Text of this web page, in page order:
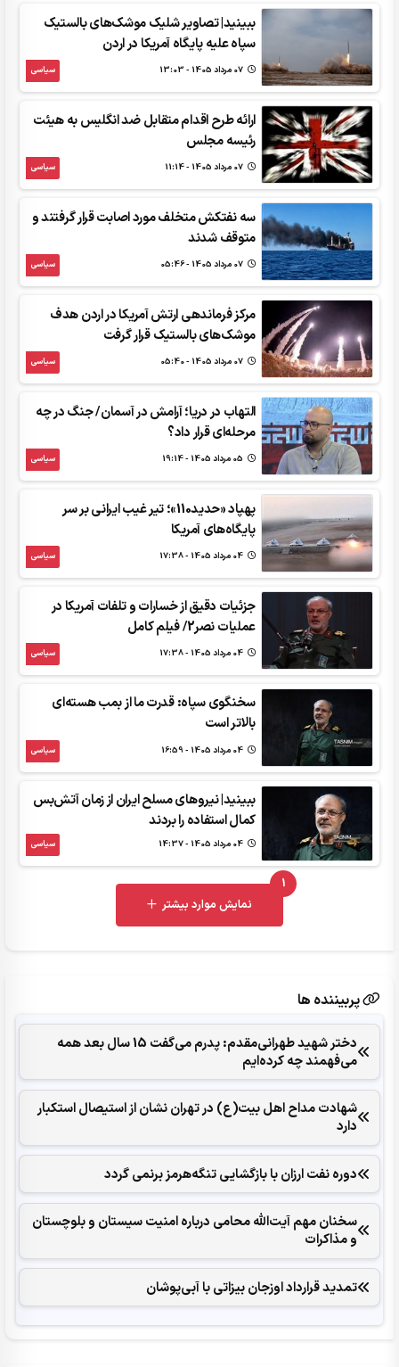
ببینید| تصاویر شلیک موشک‌های بالستیک
سپاه علیه پایگاه آمریکا در اردن
سیاسی
ارائه طرح اقدام متقابل ضد انگلیس به هیئت
رئیسه مجلس
سیاسی
سه نفتکش متخلف مورد اصابت قرار گرفتند و
متوقف شدند
سیاسی
مرکز فرماندهی ارتش آمریکا در اردن هدف
موشک‌های بالستیک قرار گرفت
سیاسی
التهاب در دریا؛ آرامش در آسمان/ جنگ در چه
مرحله‌ای قرار داد؟
سیاسی
پهپاد «حدید110»؛ تیر غیب ایرانی بر سر
پایگاه‌های آمریکا
سیاسی
جزئیات دقیق از خسارات و تلفات آمریکا در
عملیات نصر2/ فیلم کامل
سیاسی
سخنگوی سپاه: قدرت ما از بمب‌ هسته‌ای
بالاتر است
سیاسی
ببینید| نیروهای مسلح ایران از زمان آتش‌بس
کمال استفاده را بردند
سیاسی
1
UNREAD MESSAGES
نمایش موارد بیشتر
پربیننده ها
دختر شهید طهرانی‌مقدم: پدرم می‌گفت 15 سال بعد همه
می‌فهمند چه کرده‌ایم
شهادت مداح اهل بیت(ع) در تهران نشان از استیصال استکبار
دارد
دوره نفت ارزان با بازگشایی تنگه‌هرمز برنمی گردد
سخنان مهم آیت‌الله محامی درباره امنیت سیستان و بلوچستان
و مذاکرات
تمدید قرارداد اوزجان بیزاتی با آبی‌پوشان